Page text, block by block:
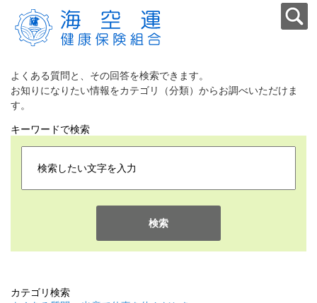
よくある質問と、その回答を検索できます。
お知りになりたい情報をカテゴリ（分類）からお調べいただけま
す。
キーワードで検索
検索
カテゴリ検索